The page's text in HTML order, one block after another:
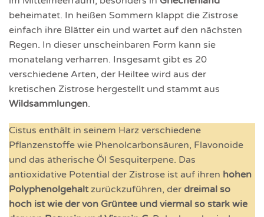
beheimatet. In heißen Sommern klappt die Zistrose
einfach ihre Blätter ein und wartet auf den nächsten
Regen. In dieser unscheinbaren Form kann sie
monatelang verharren. Insgesamt gibt es 20
verschiedene Arten, der Heiltee wird aus der
kretischen Zistrose hergestellt und stammt aus
Wildsammlungen.
Cistus enthält in seinem Harz verschiedene
Pflanzenstoffe wie Phenolcarbonsäuren, Flavonoide
und das ätherische Öl Sesquiterpene. Das
antioxidative Potential der Zistrose ist auf ihren hohen
Polyphenolgehaltzurückzuführen, der dreimal so
hoch ist wie der von Grüntee und viermal so stark wie